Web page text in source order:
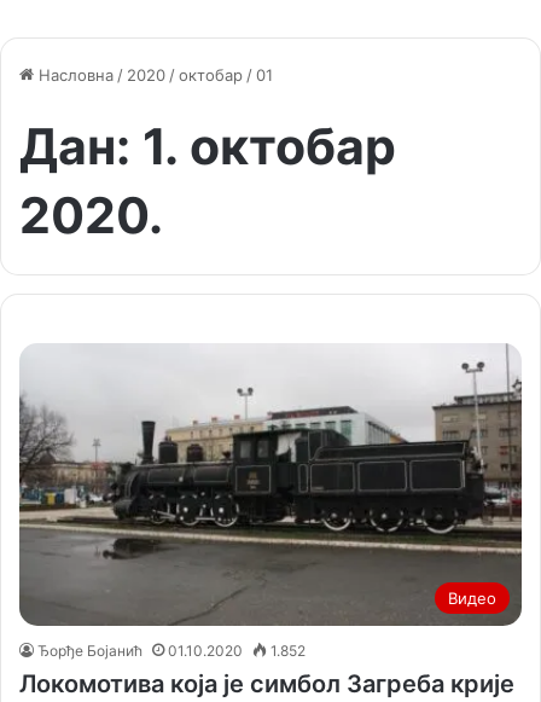
Насловна / 2020 /октобар /01
Дан: 1. октобар
2020.
Видео
Ђорђе Бојанић 01.10.2020 1.852
Локомотива која је симбол Загреба крије